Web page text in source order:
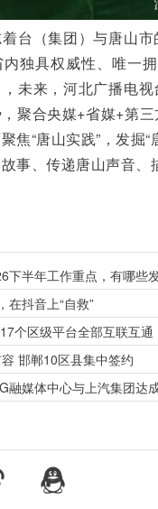
台（集团）与唐山
独具权威性、唯一
未来，河北广播电
聚合央媒+省媒+第
焦“唐山实践”，发掘“
事、传递唐山声音、
下半年工作重点，有哪些
在抖音上“自救”
级平台全部互联互通！北京市新
邯郸10区县集中签约
融媒体中心与上汽集团达